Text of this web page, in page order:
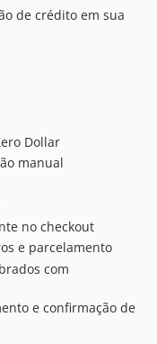
de crédito em sua
Dollar
manual
no checkout
e parcelamento
com
e confirmação de